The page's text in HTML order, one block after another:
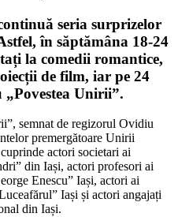
seria surprizelor
în săptămâna 18-24
la comedii romantice,
de film, iar pe 24
„Povestea Unirii”.
semnat de regizorul Ovidiu
premergătoare Unirii
actori societari ai
din Iași, actori profesori ai
Enescu” Iași, actori ai
Iași și actori angajați
din Iași.